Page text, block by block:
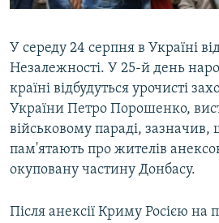
У середу 24 серпня в Україні
Незалежності. У 25-й день
країні відбудуться урочисті
України Петро Порошенко,
військовому параді, зазначив,
пам'ятають про жителів
окуповану частину Донбасу.
Після анексії Криму Росією на